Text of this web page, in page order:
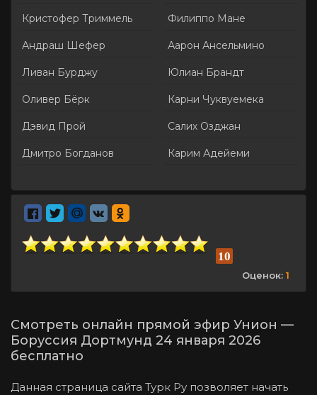
Данная страница сайта Турк Ру позволяет начать
Смотреть онлайн прямой эфир Унион —
Боруссия Дортмунд 24 января 2026
бесплатно
Кристофер Триммель
Андраш Шефер
Ливан Бурджу
Оливер Бёрк
Дэвид Прой
Дмитро Богданов
Филиппо Мане
Аарон Ансельмино
Юлиан Брандт
Карни Чуквуемека
Салих Озджан
Карим Адейеми
10
Оценок: 1